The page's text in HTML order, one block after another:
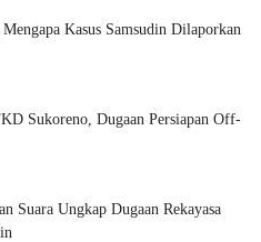
Kasus Samsudin Dilaporkan
Sukoreno, Dugaan Persiapan Off-
Suara Ungkap Dugaan Rekayasa